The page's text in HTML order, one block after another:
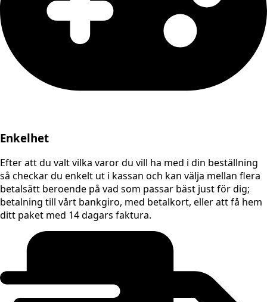
Enkelhet
Efter att du valt vilka varor du vill ha med i din beställning
så checkar du enkelt ut i kassan och kan välja mellan flera
betalsätt beroende på vad som passar bäst just för dig;
betalning till vårt bankgiro, med betalkort, eller att få hem
ditt paket med 14 dagars faktura.